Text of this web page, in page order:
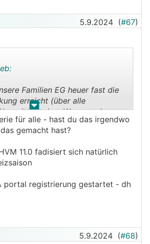
5.9.2024 (#67)
. .
Familien EG heuer fast die
erreicht (über alle
mit PV, ohne Wasser oder
für alle - hast du das irgendwo
gemacht hast?
11.0 fadisiert sich natürlich
portal registrierung gestartet - dh
5.9.2024 (#68)